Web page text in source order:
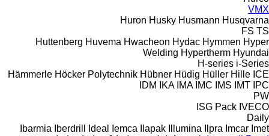
VMX
Huron Husky Husmann Husqvarna
FS TS
Huttenberg Huvema Hwacheon Hydac Hymmen Hyper
Welding Hypertherm Hyundai
H-series i-Series
Hämmerle Höcker Polytechnik Hübner Hüdig Hüller Hille ICE
IDM
IKA IMA IMC IMS IMT IPC
PW
ISG Pack IVECO
Daily
Ibarmia
Iberdrill Ideal Iemca Ilapak Illumina Ilpra Imcar Imet